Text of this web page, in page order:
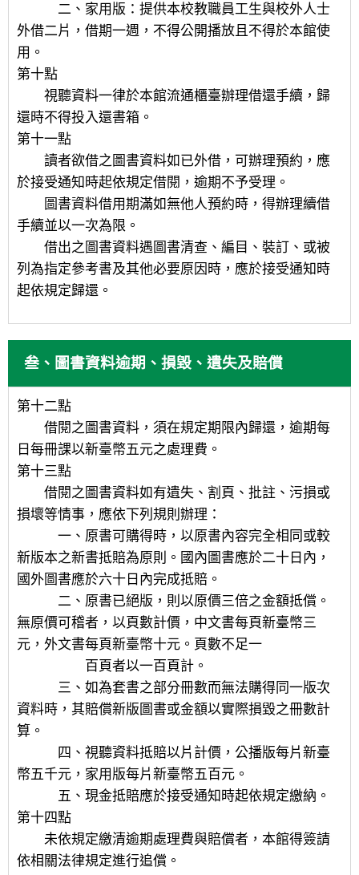
二、家用版：提供本校教職員工生與校外人士
外借二片，借期一週，不得公開播放且不得於本館使
用。
第十點
視聽資料一律於本館流通櫃臺辦理借還手續，歸
還時不得投入還書箱。
第十一點
讀者欲借之圖書資料如已外借，可辦理預約，應
於接受通知時起依規定借閱，逾期不予受理。
圖書資料借用期滿如無他人預約時，得辦理續借
手續並以一次為限。
借出之圖書資料遇圖書清查、編目、裝訂、或被
列為指定參考書及其他必要原因時，應於接受通知時
起依規定歸還。
叁、圖書資料逾期、損毀、遺失及賠償
第十二點
借閱之圖書資料，須在規定期限內歸還，逾期每
日每冊課以新臺幣五元之處理費。
第十三點
借閱之圖書資料如有遺失、割頁、批註、污損或
損壞等情事，應依下列規則辦理：
一、原書可購得時，以原書內容完全相同或較
新版本之新書抵賠為原則。國內圖書應於二十日內，
國外圖書應於六十日內完成抵賠。
二、原書已絕版，則以原價三倍之金額抵償。
無原價可稽者，以頁數計價，中文書每頁新臺幣三
元，外文書每頁新臺幣十元。頁數不足一
百頁者以一百頁計。
三、如為套書之部分冊數而無法購得同一版次
資料時，其賠償新版圖書或金額以實際損毀之冊數計
算。
四、視聽資料抵賠以片計價，公播版每片新臺
幣五千元，家用版每片新臺幣五百元。
五、現金抵賠應於接受通知時起依規定繳納。
第十四點
未依規定繳清逾期處理費與賠償者，本館得簽請
依相關法律規定進行追償。